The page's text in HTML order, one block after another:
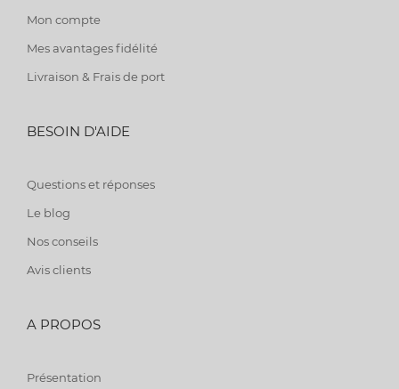
Mon compte
Mes avantages fidélité
Livraison & Frais de port
BESOIN D'AIDE
Questions et réponses
Le blog
Nos conseils
Avis clients
A PROPOS
Présentation